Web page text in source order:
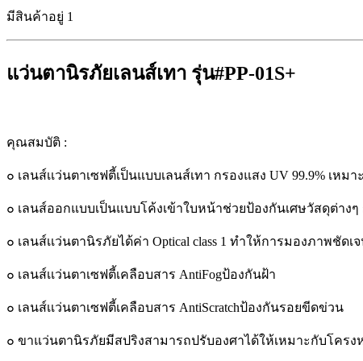
มีสินค้าอยู่ 1
แว่นตานิรภัยเลนส์เทา รุ่น#PP-01S+
คุณสมบัติ :
๐ เลนส์เเว่นตาเซฟตี้เป็นแบบเลนส์เทา กรองแสง UV 99.9% เ
๐ เลนส์ออกแบบเป็นแบบโค้งเข้าใบหน้าช่วยป้องกันเศษวัสดุต่าง
๐ เลนส์เเว่นตานิรภัยได้ค่า Optical class 1 ทําให้การมองภาพชัด
๐ เลนส์เเว่นตาเซฟตี้เคลือบสาร AntiFogป้องกันฝ้า
๐ เลนส์เเว่นตาเซฟตี้เคลือบสาร AntiScratchป้องกันรอยขีดข่วน
๐ ขาแว่นตานิรภัยมีสปริงสามารถปรับองศาได้ให้เหมาะกับโคร